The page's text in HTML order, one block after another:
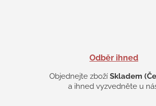
Odběr ihned
Objednejte zboží Skladem
a ihned vyzvedněte u